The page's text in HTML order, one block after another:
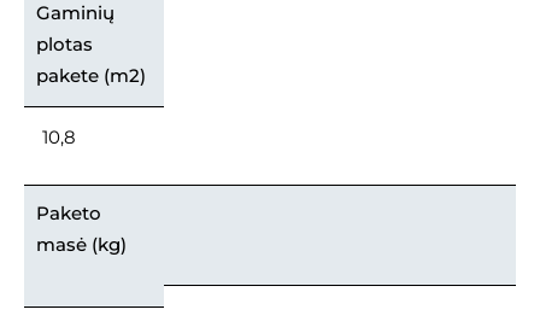
Gaminių
plotas
pakete (m2)
10,8
Paketo
masė (kg)